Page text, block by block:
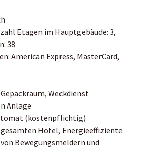
Etagen im Hauptgebäude: 3,
38
American Express, MasterCard,
Weckdienst
Anlage
(kostenpflichtig)
Hotel, Energieeffiziente
Bewegungsmeldern und